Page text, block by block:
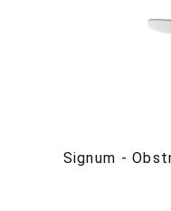
Signum -